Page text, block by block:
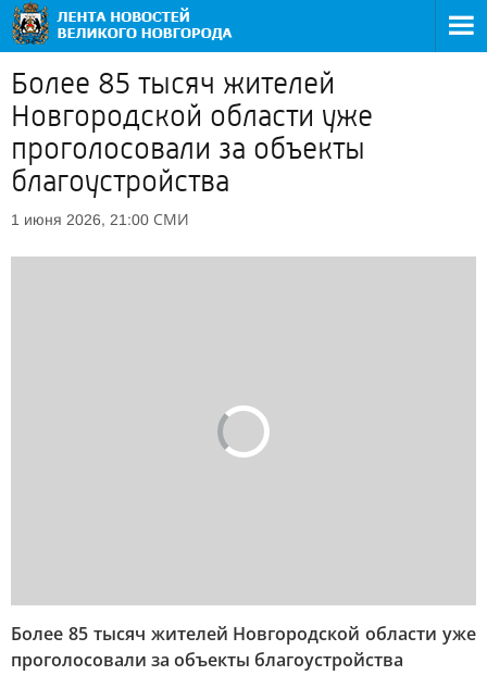
Более 85 тысяч жителей
Новгородской области уже
проголосовали за объекты
благоустройства
1 июня 2026, 21:00 СМИ
Более 85 тысяч жителей Новгородской области уже
проголосовали за объекты благоустройства